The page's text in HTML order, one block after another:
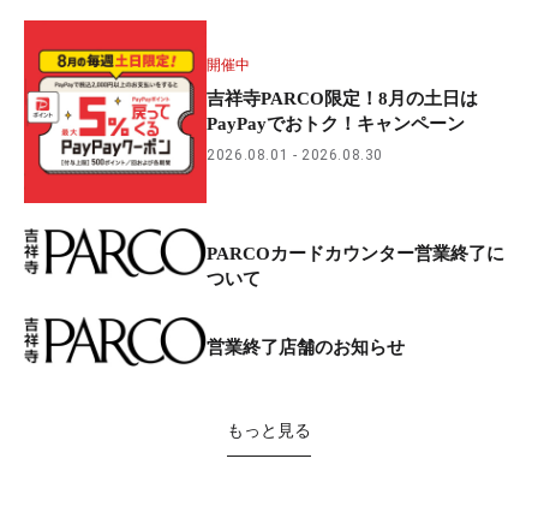
開催中
吉祥寺PARCO限定！8月の土日は
PayPayでおトク！キャンペーン
2026.08.01 2026.08.30
PARCOカードカウンター営業終了に
ついて
営業終了店舗のお知らせ
もっと見る